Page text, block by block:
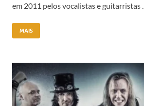
em 2011 pelos vocalistas e guitarristas …
MAIS